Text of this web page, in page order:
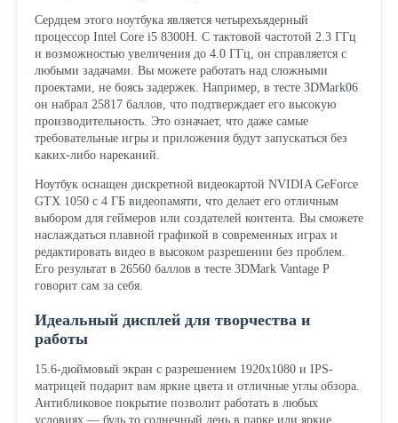
Сердцем этого ноутбука является четырехъядерный
процессор Intel Core i5 8300H. С тактовой частотой 2.3 ГГц
и возможностью увеличения до 4.0 ГГц, он справляется с
любыми задачами. Вы можете работать над сложными
проектами, не боясь задержек. Например, в тесте 3DMark06
он набрал 25817 баллов, что подтверждает его высокую
производительность. Это означает, что даже самые
требовательные игры и приложения будут запускаться без
каких-либо нареканий.
Ноутбук оснащен дискретной видеокартой NVIDIA GeForce
GTX 1050 с 4 ГБ видеопамяти, что делает его отличным
выбором для геймеров или создателей контента. Вы сможете
наслаждаться плавной графикой в современных играх и
редактировать видео в высоком разрешении без проблем.
Его результат в 26560 баллов в тесте 3DMark Vantage P
говорит сам за себя.
Идеальный дисплей для творчества и
работы
15.6-дюймовый экран с разрешением 1920x1080 и IPS-
матрицей подарит вам яркие цвета и отличные углы обзора.
Антибликовое покрытие позволит работать в любых
условиях — будь то солнечный день в парке или яркие